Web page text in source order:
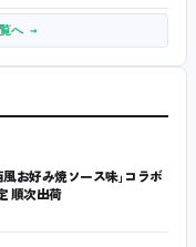
へ →
お好み焼ソース味｣コラボ
順次出荷